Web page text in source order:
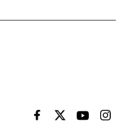
EL PAÍS BRASIL EN
EL PAÍSEL PAÍS
EL